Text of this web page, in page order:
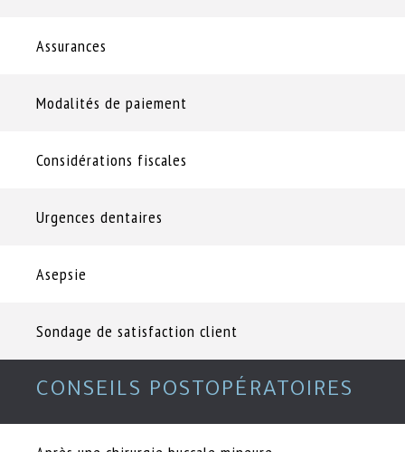
Assurances
Modalités de paiement
Considérations fiscales
Urgences dentaires
Asepsie
Sondage de satisfaction client
CONSEILS POSTOPÉRATOIRES